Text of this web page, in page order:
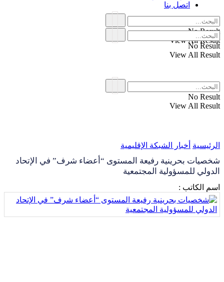
No Result
View All Result
اتصل بنا
No Result
View All Result
No Result
View All Result
الرئيسية أخبار الشبكة الإقليمية
شخصيات بحرينية رفيعة المستوى “أعضاء شرف” في الإتحاد
الدولي للمسؤولية المجتمعية
اسم الكاتب :